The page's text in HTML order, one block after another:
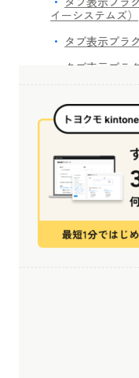
イーシステムズ）
タブ表示プラ
タブ表示プラ
kintone連携サービ
させなくても報告
まとめ